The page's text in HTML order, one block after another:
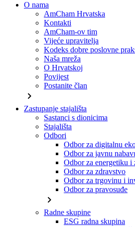
O nama
AmCham Hrvatska
Kontakti
AmCham-ov tim
Vijeće upravitelja
Kodeks dobre poslovne
Naša mreža
O Hrvatskoj
Povijest
Postanite član
chevron_right
Zastupanje stajališta
Sastanci s dionicima
Stajališta
Odbori
Odbor za digitalnu
Odbor za javnu
Odbor za energetiku i
Odbor za zdravstvo
Odbor za trgovinu i
Odbor za pravosuđe
chevron_right
Radne skupine
ESG radna skupina